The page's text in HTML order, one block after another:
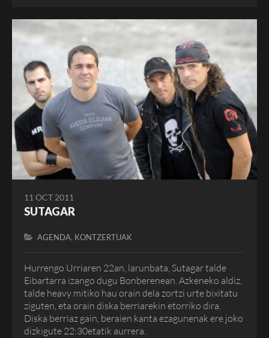
11 OCT 2011
SUTAGAR
AGENDA, KONTZERTUAK
Hurrengo Urriaren 22an, larunbata, Sutagar talde
Eibartarra izango dugu Bonberenean. Azkeneko aldiz,
talde heavy mitiko hau orain dela zortzi urte bixitatu
ziguten, eta orain diska berriarekin etorriko dira.
Diska berriaz gain, beraien kanta ezagunenak ere joko
dizkigute 22:30etatik aurrera.